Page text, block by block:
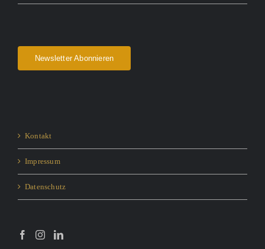
Newsletter Abonnieren
Kontakt
Impressum
Datenschutz